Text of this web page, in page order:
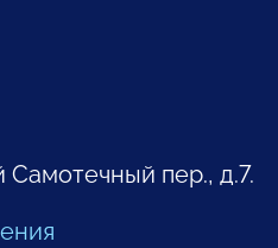
Самотечный пер., д.7.